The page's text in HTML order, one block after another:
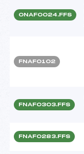
ONAF0024.FFS
FNAF0102
FNAF0303.FFS
FNAF0283.FFS